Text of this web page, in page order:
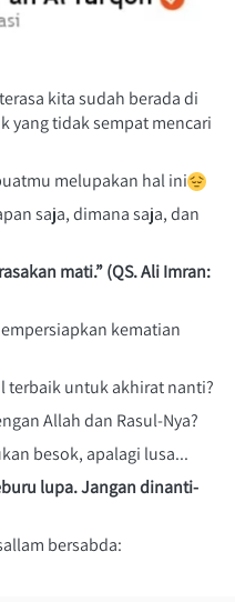
kita sudah berada di
yang tidak sempat mencari
melupakan hal ini
saja, dimana saja, dan
mati.” (QS. Ali Imran:
kematian
terbaik untuk akhirat nanti?
Allah dan Rasul-Nya?
besok, apalagi lusa...
lupa. Jangan dinanti-
bersabda: